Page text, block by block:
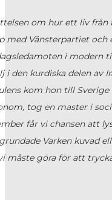
om hur ett liv
med Vänsterpartiet och
i modern
i den kurdiska delen av
kom hon till Sverige
tog en master i
får vi chansen att
Varken kuvad
måste göra för att